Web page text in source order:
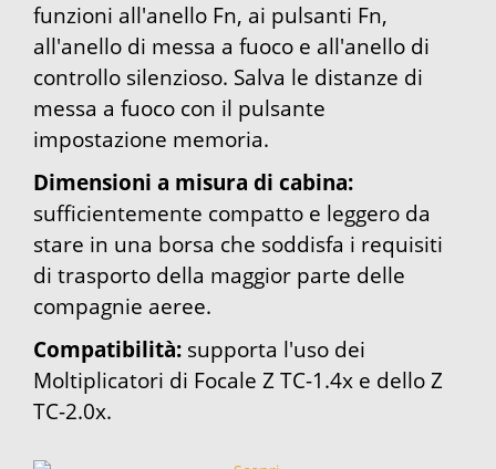
funzioni all'anello Fn, ai pulsanti Fn,
all'anello di messa a fuoco e all'anello di
controllo silenzioso. Salva le distanze di
messa a fuoco con il pulsante
impostazione memoria.
Dimensioni a misura di cabina:
sufficientemente compatto e leggero da
stare in una borsa che soddisfa i requisiti
di trasporto della maggior parte delle
compagnie aeree.
Compatibilità: supporta l'uso dei
Moltiplicatori di Focale Z TC-1.4x e dello Z
TC-2.0x.